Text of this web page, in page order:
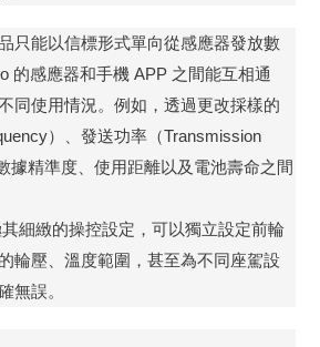
只能以信標形式單向從感應器發放數
的感應器和手機 APP 之間能互相通
同使用情況。例如，透過更改採樣的
）、發送功率（Transmission
據精準度、使用距離以及電池壽命之間
細緻的操控設定，可以獨立設定前輪
輪壓、溫度範圍，甚至為不同座駕設
無誤。